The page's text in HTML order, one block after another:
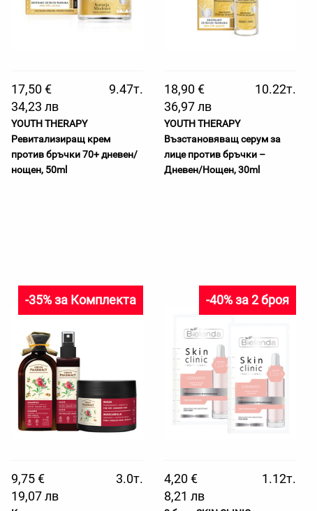
17,50 €
9.47т.
34,23 лв
YOUTH THERAPY
Ревитализиращ крем
против бръчки 70+ дневен/
нощен, 50ml
18,90 €
10.22т.
36,97 лв
YOUTH THERAPY
Възстановяващ серум за
лице против бръчки –
Дневен/Нощен, 30ml
-35% за Комплекта
9,75 €
3.0т.
19,07 лв
-40% за 2 броя
4,20 €
1.12т.
8,21 лв